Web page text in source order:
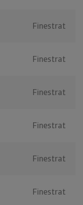
Finestrat
Finestrat
Finestrat
Finestrat
Finestrat
Finestrat